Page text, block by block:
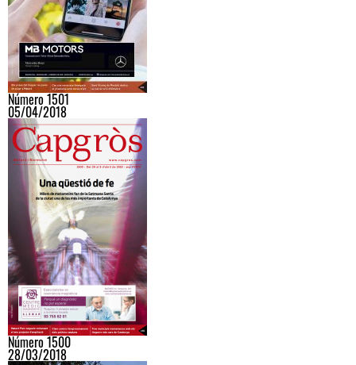
Número 1501
05/04/2018
Número 1500
28/03/2018